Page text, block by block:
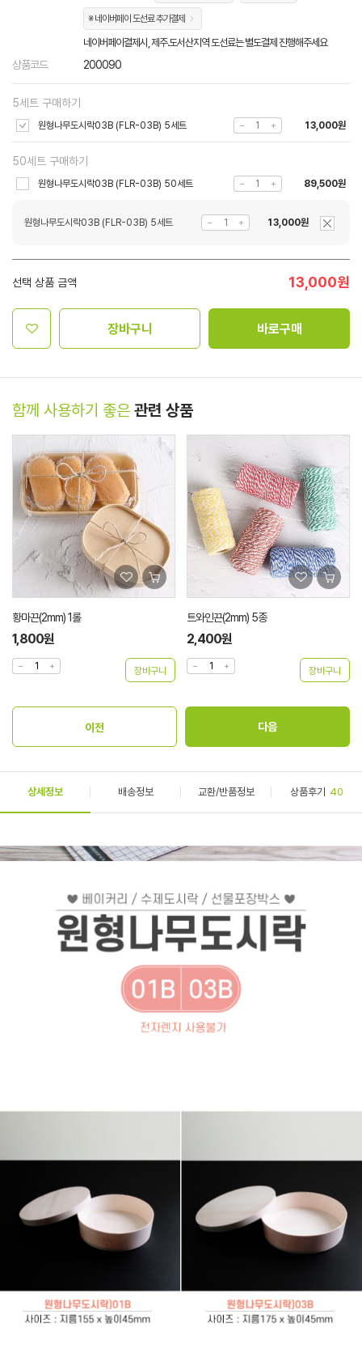
※ 네이버페이 도선료 추가결제
네이버페이결제시, 제주.도서산지역 도선료는 별도결제 진행해주세요
상품코드 200090
5세트 구매하기
원형나무도시락03B (FLR-03B) 5세트 13,000원
50세트 구매하기
원형나무도시락03B (FLR-03B) 50세트 89,500원
원형나무도시락03B (FLR-03B) 5세트 13,000원
선택 상품 금액 13,000원
장바구니 바로구매
함께 사용하기 좋은 관련 상품
황마끈(2mm) 1롤
1,800원
트와인끈(2mm) 5종
2,400원
상세정보 배송정보 교환/반품정보 상품후기 40